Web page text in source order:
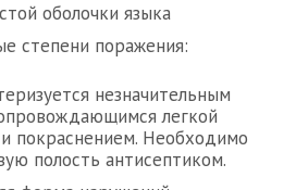
оболочки языка
степени поражения:
незначительным
легкой
покраснением. Необходимо
полость антисептиком.